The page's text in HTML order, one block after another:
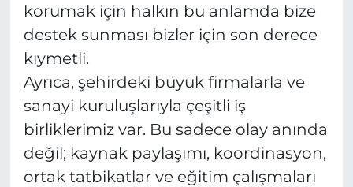
korumak için halkın bu anlamda bize
destek sunması bizler için son derece
kıymetli.
Ayrıca, şehirdeki büyük firmalarla ve
sanayi kuruluşlarıyla çeşitli iş
birliklerimiz var. Bu sadece olay anında
değil; kaynak paylaşımı, koordinasyon,
ortak tatbikatlar ve eğitim çalışmaları